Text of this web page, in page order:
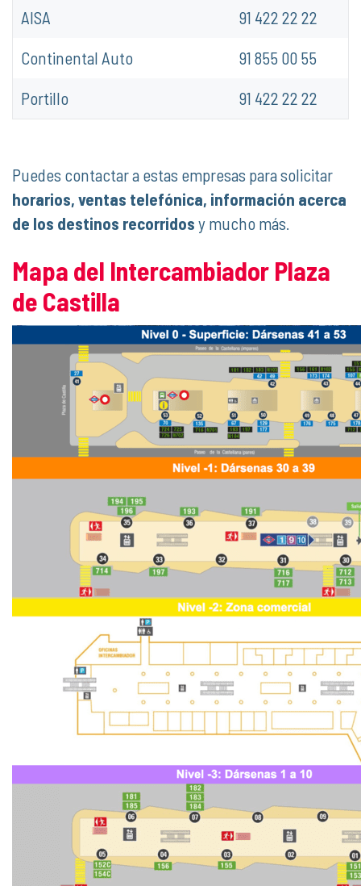
AISA
91 422 22 22
Continental Auto
91 855 00 55
Portillo
91 422 22 22
Puedes contactar a estas empresas para solicitar
horarios, ventas telefónica, información acerca
de los destinos recorridos y mucho más.
Mapa del Intercambiador Plaza
de Castilla